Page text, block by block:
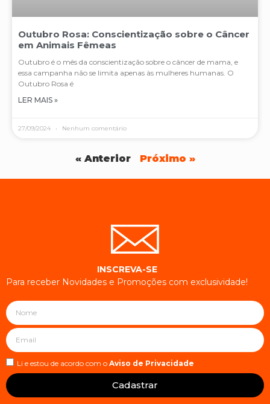
Outubro Rosa: Conscientização sobre o Câncer
em Animais Fêmeas
Outubro é o mês da conscientização sobre o câncer de mama, e
essa campanha não se limita apenas às mulheres humanas. O
Outubro Rosa é
LER MAIS »
27/09/2024 Nenhum comentário
« Anterior Próximo »
INSCREVA-SE
Para receber Novidades e Promoções com exclusividade!
Li e estou de acordo com o Aviso de Privacidade
Cadastrar